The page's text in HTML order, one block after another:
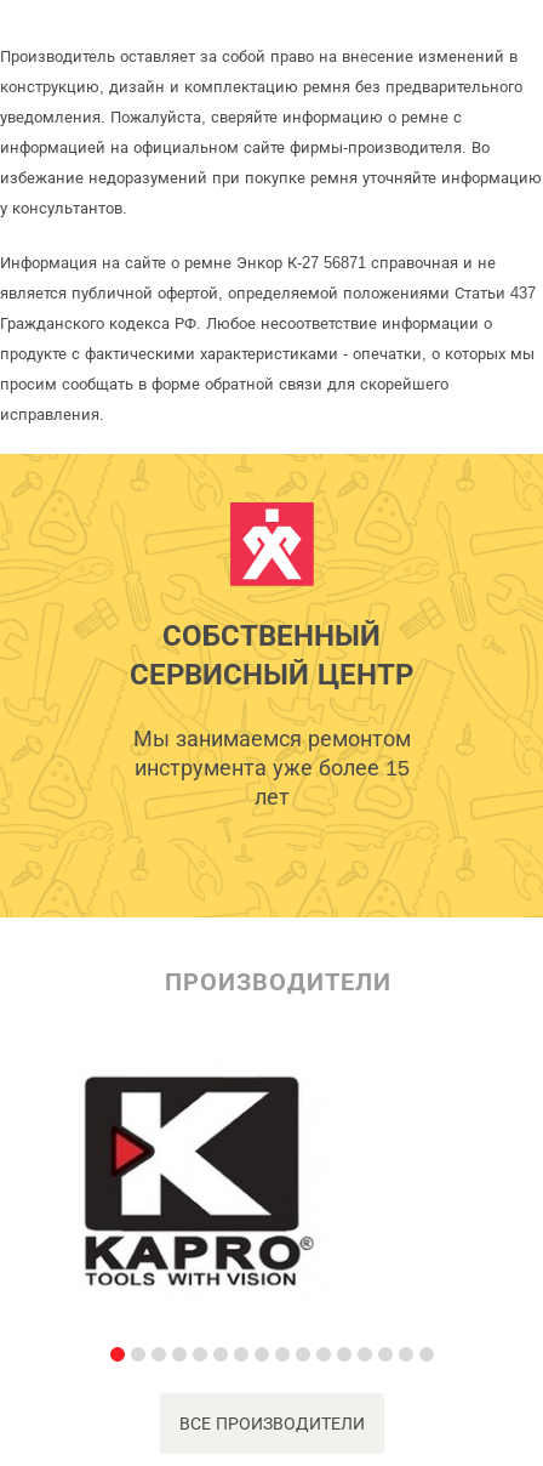
Производитель оставляет за собой право на внесение изменений в
конструкцию, дизайн и комплектацию ремня без предварительного
уведомления. Пожалуйста, сверяйте информацию о ремне с
информацией на официальном сайте фирмы-производителя. Во
избежание недоразумений при покупке ремня уточняйте информацию
у консультантов.
Информация на сайте о ремне Энкор К-27 56871 справочная и не
является публичной офертой, определяемой положениями Статьи 437
Гражданского кодекса РФ. Любое несоответствие информации о
продукте с фактическими характеристиками - опечатки, о которых мы
просим сообщать в форме обратной связи для скорейшего
исправления.
СОБСТВЕННЫЙ
СЕРВИСНЫЙ ЦЕНТР
Мы занимаемся ремонтом
инструмента уже более 15
лет
ПРОИЗВОДИТЕЛИ
ВСЕ ПРОИЗВОДИТЕЛИ